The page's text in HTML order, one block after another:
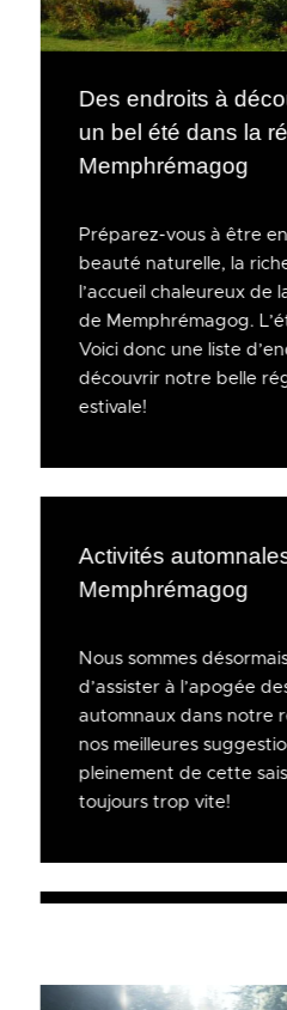
Des endroits à
un bel été dans la
Memphrémagog
Préparez-vous à être
beauté naturelle, la
l’accueil chaleureux de
de Memphrémagog.
Voici donc une liste
découvrir notre belle
estivale!
Activités
Memphrémagog
Nous sommes
d’assister à l’apogée
automnaux dans notre
nos meilleures
pleinement de cette
toujours trop vite!